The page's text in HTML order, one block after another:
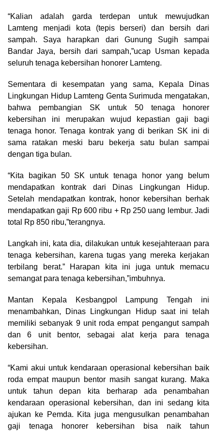
“Kalian adalah garda terdepan untuk mewujudkan
Lamteng menjadi kota (tepis berseri) dan bersih dari
sampah. Saya harapkan dari Gunung Sugih sampai
Bandar Jaya, bersih dari sampah,”ucap Usman kepada
seluruh tenaga kebersihan honorer Lamteng.
Sementara di kesempatan yang sama, Kepala Dinas
Lingkungan Hidup Lamteng Genta Surimuda mengatakan,
bahwa pembangian SK untuk 50 tenaga honorer
kebersihan ini merupakan wujud kepastian gaji bagi
tenaga honor. Tenaga kontrak yang di berikan SK ini di
sama ratakan meski baru bekerja satu bulan sampai
dengan tiga bulan.
“Kita bagikan 50 SK untuk tenaga honor yang belum
mendapatkan kontrak dari Dinas Lingkungan Hidup.
Setelah mendapatkan kontrak, honor kebersihan berhak
mendapatkan gaji Rp 600 ribu + Rp 250 uang lembur. Jadi
total Rp 850 ribu,”terangnya.
Langkah ini, kata dia, dilakukan untuk kesejahteraan para
tenaga kebersihan, karena tugas yang mereka kerjakan
terbilang berat.” Harapan kita ini juga untuk memacu
semangat para tenaga kebersihan,”imbuhnya.
Mantan Kepala Kesbangpol Lampung Tengah ini
menambahkan, Dinas Lingkungan Hidup saat ini telah
memiliki sebanyak 9 unit roda empat pengangut sampah
dan 6 unit bentor, sebagai alat kerja para tenaga
kebersihan.
“Kami akui untuk kendaraan operasional kebersihan baik
roda empat maupun bentor masih sangat kurang. Maka
untuk tahun depan kita berharap ada penambahan
kendaraan operasional kebersihan, dan ini sedang kita
ajukan ke Pemda. Kita juga mengusulkan penambahan
gaji tenaga honorer kebersihan bisa naik tahun